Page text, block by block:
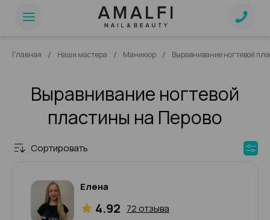
Главная / Наши мастера / Маникюр / Выравнивание ногтевой
Выравнивание ногтевой
пластины на Перово
Сортировать
Елена
4.92 72 отзыва